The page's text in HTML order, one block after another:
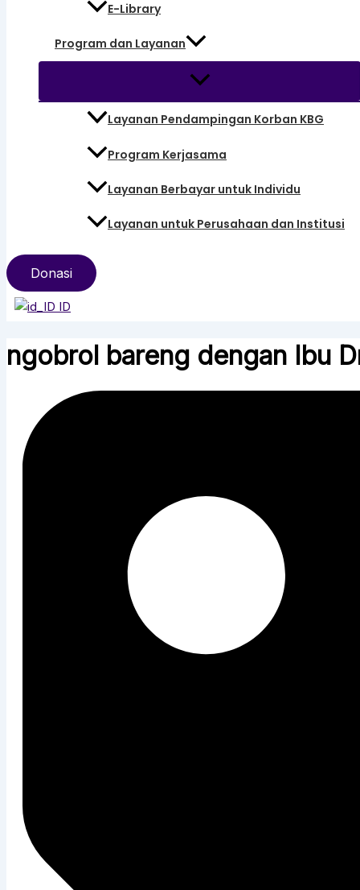
E-Library
Program dan Layanan
Layanan Pendampingan Korban KBG
Program Kerjasama
Layanan Berbayar untuk Individu
Layanan untuk Perusahaan dan Institusi
Donasi
ID
ngobrol bareng dengan Ibu